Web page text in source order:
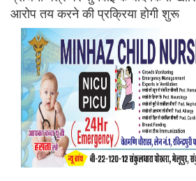
आरोप तय करने की प्रक्रिया होगी शुरू